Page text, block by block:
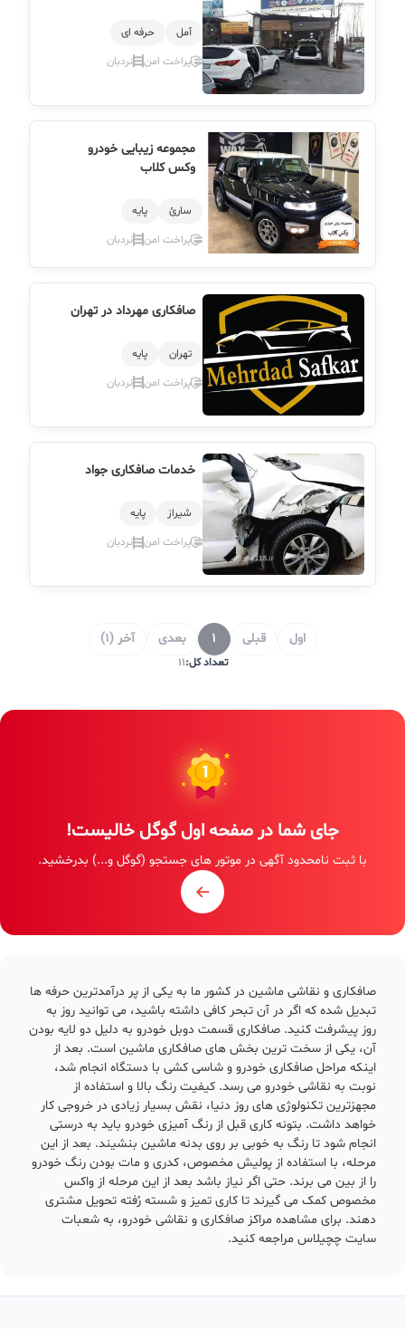
آمل
حرفه ای
پراخت امن
نردبان
مجموعه زیبایی خودرو
وکس کلاب
سارئ
پایه
پراخت امن
نردبان
صافکاری مهرداد در تهران
تهران
پایه
پراخت امن
نردبان
خدمات صافکاری جواد
شیراز
پایه
پراخت امن
نردبان
اول قبلی 1 بعدی آخر (1)
تعداد کل:11
جای شما در صفحه اول گوگل خالیست!
با ثبت نامحدود آگهی در موتور های جستجو (گوگل و...) بدرخشید.
صافکاری و نقاشی ماشین در کشور ما به یکی از پر درآمدترین حرفه ها
تبدیل شده که اگر در آن تبحر کافی داشته باشید، می توانید روز به
روز پیشرفت کنید. صافکاری قسمت دوبل خودرو به دلیل دو لایه بودن
آن، یکی از سخت ترین بخش های صافکاری ماشین است. بعد از
اینکه مراحل صافکاری خودرو و شاسی کشی با دستگاه انجام شد،
نوبت به نقاشی خودرو می رسد. کیفیت رنگ بالا و استفاده از
مجهزترین تکنولوژی های روز دنیا، نقش بسیار زیادی در خروجی کار
خواهد داشت. بتونه کاری قبل از رنگ آمیزی خودرو باید به درستی
انجام شود تا رنگ به خوبی بر روی بدنه ماشین بنشیند. بعد از این
مرحله، با استفاده از پولیش مخصوص، کدری و مات بودن رنگ خودرو
را از بین می برند. حتی اگر نیاز باشد بعد از این مرحله از واکس
مخصوص کمک می گیرند تا کاری تمیز و شسته رُفته تحویل مشتری
دهند. برای مشاهده مراکز صافکاری و نقاشی خودرو، به شعبات
سایت چچیلاس مراجعه کنید.